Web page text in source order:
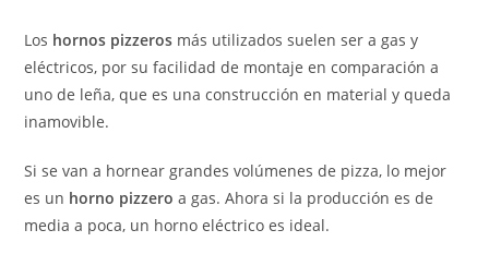
Los hornos pizzeros más utilizados suelen ser a gas y
eléctricos, por su facilidad de montaje en comparación a
uno de leña, que es una construcción en material y queda
inamovible.
Si se van a hornear grandes volúmenes de pizza, lo mejor
es un horno pizzero a gas. Ahora si la producción es de
media a poca, un horno eléctrico es ideal.